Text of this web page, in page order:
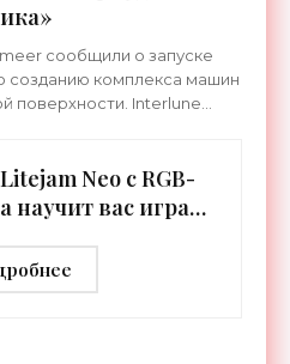
сообщили о запуске
созданию комплекса машин
поверхности. Interlune
Neo с RGB-
научит вас играть